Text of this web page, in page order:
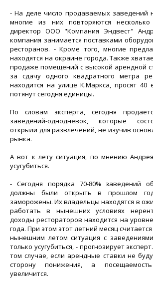
- На деле число продаваемых заведений
многие из них повторяются
директор ООО "Компания Эндвест"
компания занимается поставками
ресторанов. - Кроме того, многие
находятся на окраине города. Также
продаже помещений с высокой арендной
за сдачу одного квадратного метра
находится на улице К.Маркса, просят 40
потянут сегодня единицы.
По словам эксперта, сегодня
заведений-однодневок, которые
открыли для развлечений, не изучив
рынка.
А вот к лету ситуация, по мнению
усугубиться.
- Сегодня порядка 70-80% заведений
должны были открыть в прошлом
заморожены. Их владельцы находятся в
работать в нынешних условиях
доходы рестораторов находится на
года. При этом этот летний месяц
нынешним летом ситуация с
только усугубиться, - прогнозирует
том случае, если арендные ставки не
сторону понижения, а
увеличится.